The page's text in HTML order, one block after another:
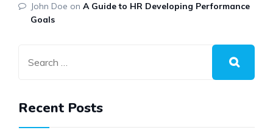
John Doe on A Guide to HR Developing Performance
Goals
Recent Posts